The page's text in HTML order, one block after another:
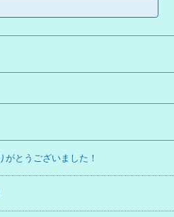
とうございました！